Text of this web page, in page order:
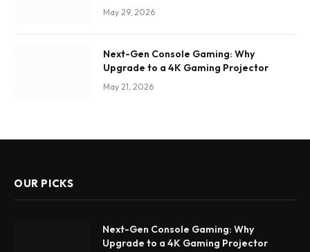
May 29, 2026
Next-Gen Console Gaming: Why
Upgrade to a 4K Gaming Projector
May 21, 2026
OUR PICKS
Next-Gen Console Gaming: Why
Upgrade to a 4K Gaming Projector